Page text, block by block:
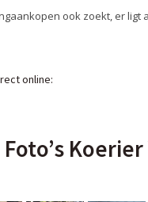
ook zoekt, er ligt
online:
Foto’s